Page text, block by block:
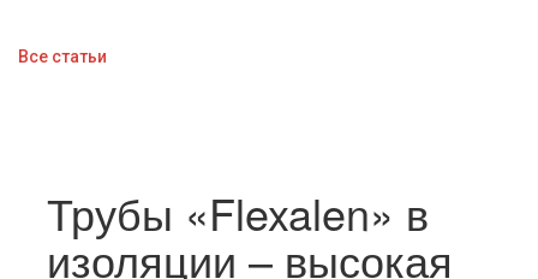
Все статьи
Трубы «Flexalen» в
изоляции – высокая